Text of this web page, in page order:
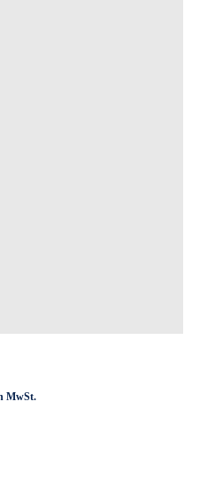
MwSt.